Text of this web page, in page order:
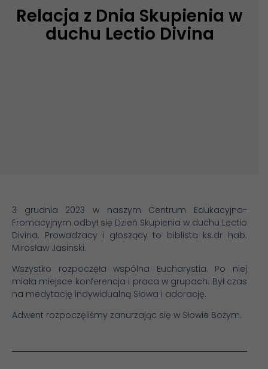
Relacja z Dnia Skupienia w
duchu Lectio Divina
3 grudnia 2023 w naszym Centrum Edukacyjno-
Fromacyjnym odbył się Dzień Skupienia w duchu Lectio
Divina. Prowadzacy i głoszący to biblista ks.dr hab.
Mirosław Jasinski.
Wszystko rozpoczęła wspólna Eucharystia. Po niej
miała miejsce konferencja i praca w grupach. Był czas
na medytację indywidualną Słowa i adorację.
Adwent rozpoczęliśmy zanurzając się w Słowie Bożym.